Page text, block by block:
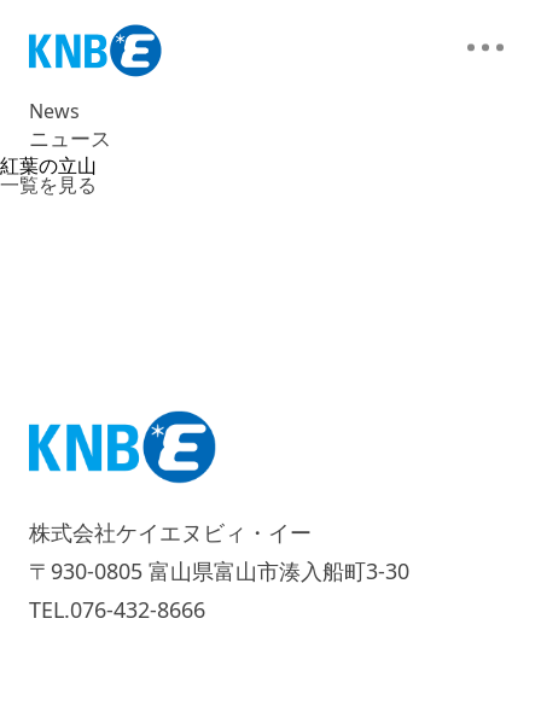
News
ニュース
紅葉の立山
一覧を見る
株式会社ケイエヌビィ・イー
〒930-0805 富山県富山市湊入船町3-30
TEL.076-432-8666